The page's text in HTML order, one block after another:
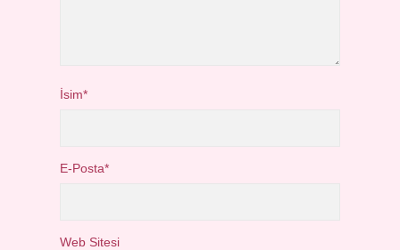
İsim*
E-Posta*
Web Sitesi